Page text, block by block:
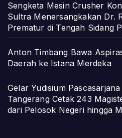
Sengketa Mesin Crusher
Sultra Menersangkakan Dr.
Prematur di Tengah Sidang
Anton Timbang Bawa
Daerah ke Istana Merdeka
Gelar Yudisium
Tangerang Cetak 243
dari Pelosok Negeri hingga